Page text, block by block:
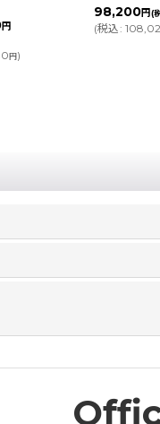
円
円)
98,200円(
(税込: